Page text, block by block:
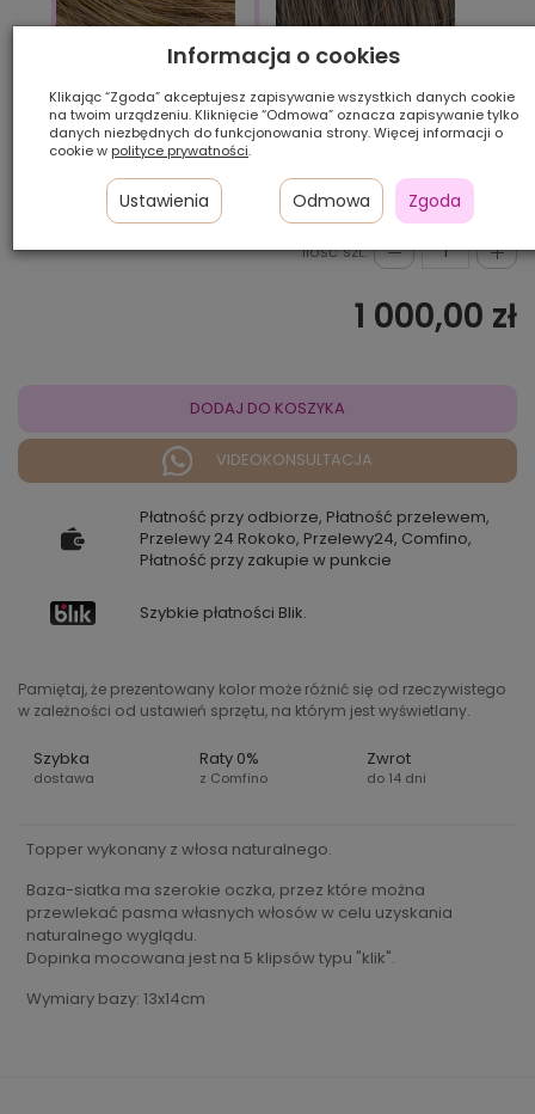
Ilość szt.:
1 000,00 zł
DODAJ DO KOSZYKA
VIDEOKONSULTACJA
Płatność przy odbiorze, Płatność przelewem,
Przelewy 24 Rokoko, Przelewy24, Comfino,
Płatność przy zakupie w punkcie
Szybkie płatności Blik.
Pamiętaj, że prezentowany kolor może różnić się od rzeczywistego
w zależności od ustawień sprzętu, na którym jest wyświetlany.
Szybka
dostawa
Raty 0%
z Comfino
Zwrot
do 14 dni
Topper wykonany z włosa naturalnego.
Baza-siatka ma szerokie oczka, przez które można
przewlekać pasma własnych włosów w celu uzyskania
naturalnego wyglądu.
Dopinka mocowana jest na 5 klipsów typu "klik".
Wymiary bazy: 13x14cm
Informacja o cookies
Klikając “Zgoda” akceptujesz zapisywanie wszystkich danych cookie
na twoim urządzeniu. Kliknięcie “Odmowa” oznacza zapisywanie tylko
danych niezbędnych do funkcjonowania strony. Więcej informacji o
cookie w polityce prywatności.
Ustawienia Odmowa Zgoda